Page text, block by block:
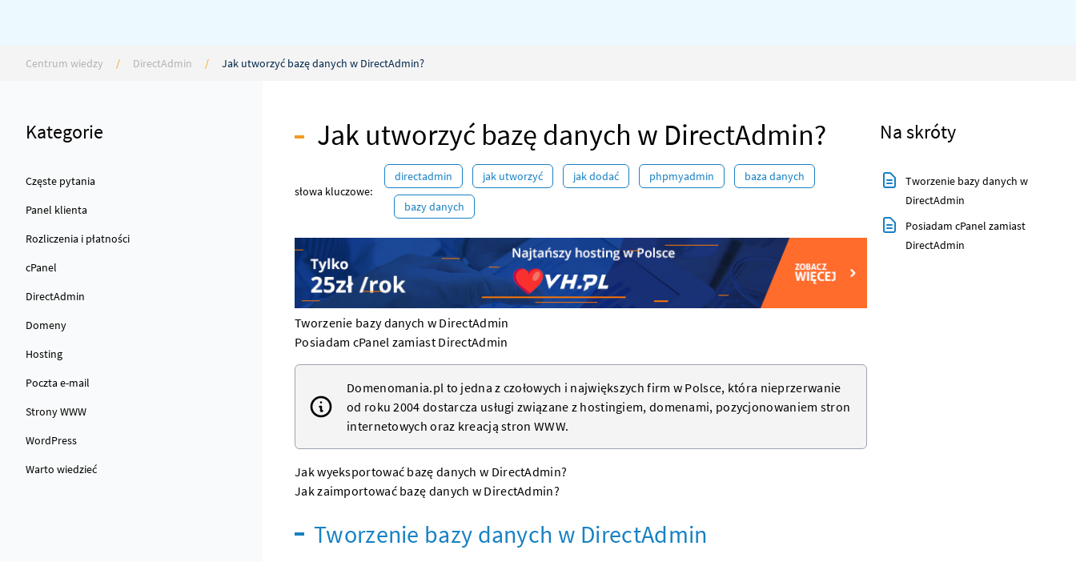
Centrum wiedzy / DirectAdmin / Jak utworzyć bazę danych w DirectAdmin?
Kategorie
Częste pytania
Panel klienta
Rozliczenia i płatności
cPanel
DirectAdmin
Domeny
Hosting
Poczta e-mail
Strony WWW
WordPress
Warto wiedzieć
Jak utworzyć bazę danych w DirectAdmin?
słowa kluczowe:
directadmin jak utworzyć jak dodać phpmyadmin baza danych
bazy danych
Tworzenie bazy danych w DirectAdmin
Posiadam cPanel zamiast DirectAdmin
Domenomania.pl to jedna z czołowych i największych firm w Polsce, która nieprzerwanie
od roku 2004 dostarcza usługi związane z hostingiem, domenami, pozycjonowaniem stron
internetowych oraz kreacjąstron WWW.
Jak wyeksportować bazę danych w DirectAdmin?
Jak zaimportować bazę danych w DirectAdmin?
Tworzenie bazy danych w DirectAdmin
Na skróty
Tworzenie bazy danych w
DirectAdmin
Posiadam cPanel zamiast
DirectAdmin